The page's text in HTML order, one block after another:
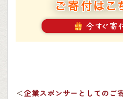
＜企業スポンサーとしてのご